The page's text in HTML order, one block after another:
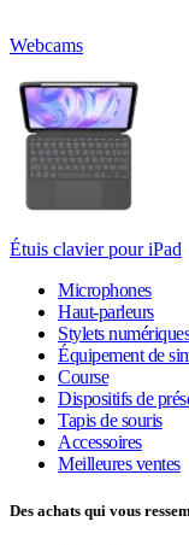
Webcams
Étuis clavier pour iPad
Microphones
Haut-parleurs
Stylets
Équipement de
Course
Dispositifs de
Tapis de souris
Accessoires
Meilleures ventes
Des achats qui vous